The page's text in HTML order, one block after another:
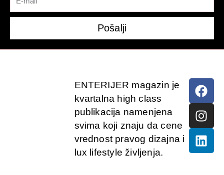
Pošalji
ENTERIJER magazin je
kvartalna high class
publikacija namenjena
svima koji znaju da cene
vrednost pravog dizajna i
lux lifestyle življenja.